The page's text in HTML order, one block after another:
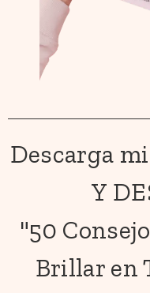
Descarga
Y
"50
Brillar en